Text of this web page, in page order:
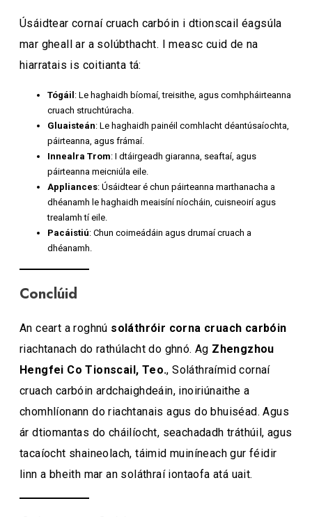
Úsáidtear cornaí cruach carbóin i dtionscail éagsúla
mar gheall ar a solúbthacht. I measc cuid de na
hiarratais is coitianta tá:
Tógáil: Le haghaidh bíomaí, treisithe, agus comhpháirteanna
cruach struchtúracha.
Gluaisteán: Le haghaidh painéil comhlacht déantúsaíochta,
páirteanna, agus frámaí.
Innealra Trom: I dtáirgeadh giaranna, seaftaí, agus
páirteanna meicniúla eile.
Appliances: Úsáidtear é chun páirteanna marthanacha a
dhéanamh le haghaidh meaisíní níocháin, cuisneoirí agus
trealamh tí eile.
Pacáistiú: Chun coimeádáin agus drumaí cruach a
dhéanamh.
Conclúid
An ceart a roghnú soláthróir corna cruach carbóin
riachtanach do rathúlacht do ghnó. Ag Zhengzhou
Hengfei Co Tionscail, Teo., Soláthraímid cornaí
cruach carbóin ardchaighdeáin, inoiriúnaithe a
chomhlíonann do riachtanais agus do bhuiséad. Agus
ár dtiomantas do cháilíocht, seachadadh tráthúil, agus
tacaíocht shaineolach, táimid muiníneach gur féidir
linn a bheith mar an soláthraí iontaofa atá uait.